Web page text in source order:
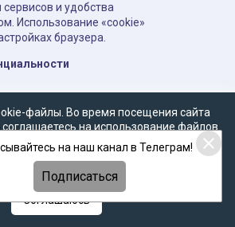
и удобства
Использование «cookie»
браузера.
файлы. Во время посещения сайта
на использование файлов
с настоящим уведомлением, согласием
данных,Политикой о
Политикой конфиденциальности
Соглашаюсь
на наш канал в Телеграм!
Подписаться